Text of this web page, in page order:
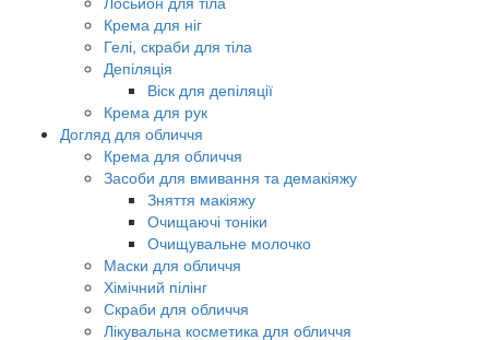
Крема для ніг
Гелі, скраби для тіла
Депіляція
Віск для депіляції
Крема для рук
Догляд для обличчя
Крема для обличчя
Засоби для вмивання та демакіяжу
Зняття макіяжу
Очищаючі тоніки
Очищувальне молочко
Маски для обличчя
Хімічний пілінг
Скраби для обличчя
Лікувальна косметика для обличчя